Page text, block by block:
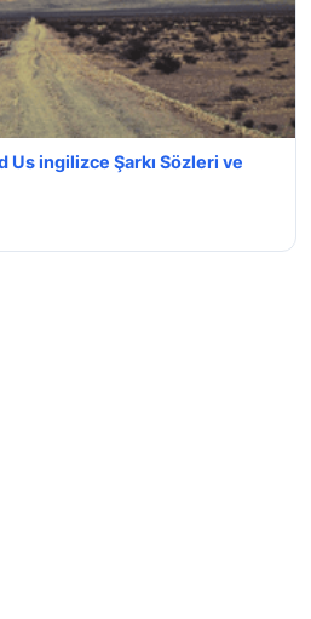
Us ingilizce Şarkı Sözleri ve